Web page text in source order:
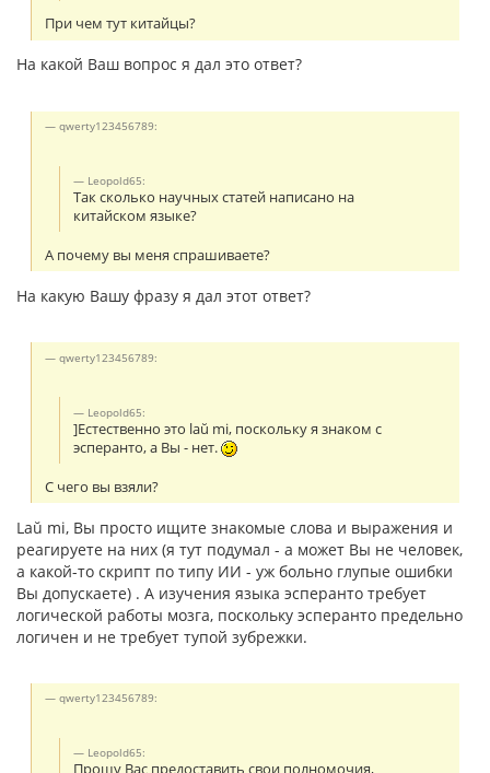
При чем тут китайцы?
На какой Ваш вопрос я дал это ответ?
qwerty123456789:
Leopold65:
Так сколько научных статей написано на
китайском языке?
А почему вы меня спрашиваете?
На какую Вашу фразу я дал этот ответ?
qwerty123456789:
Leopold65:
]Естественно это laŭ mi, поскольку я знаком с
эсперанто, а Вы - нет.
С чего вы взяли?
Laŭ mi, Вы просто ищите знакомые слова и выражения и
реагируете на них (я тут подумал - а может Вы не человек,
а какой-то скрипт по типу ИИ - уж больно глупые ошибки
Вы допускаете) . А изучения языка эсперанто требует
логической работы мозга, поскольку эсперанто предельно
логичен и не требует тупой зубрежки.
qwerty123456789:
Leopold65: